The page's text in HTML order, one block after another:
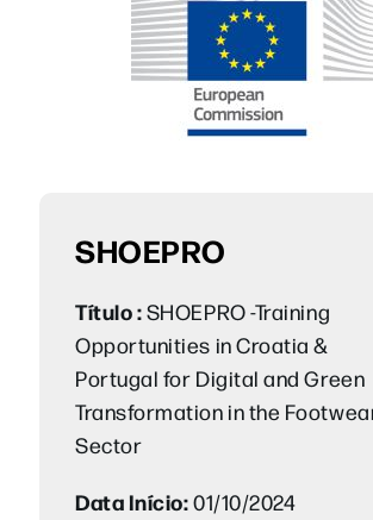
SHOEPRO
Título :SHOEPRO -Training
Opportunities in Croatia &
Portugal for Digital and Green
Transformation in the
Sector
Data Início:01/10/2024